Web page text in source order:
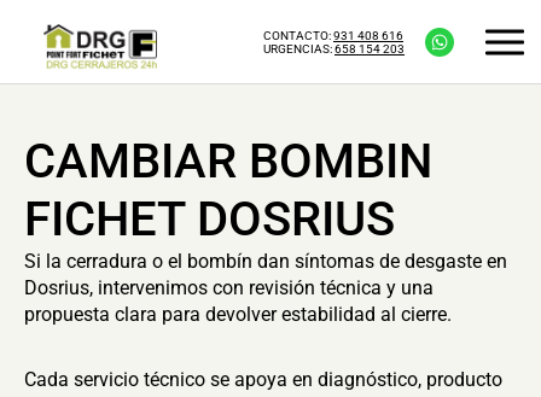
CONTACTO:931 408 616
URGENCIAS:658 154 203
CAMBIAR BOMBIN
FICHET DOSRIUS
Si la cerradura o el bombín dan síntomas de desgaste en
Dosrius, intervenimos con revisión técnica y una
propuesta clara para devolver estabilidad al cierre.
Cada servicio técnico se apoya en diagnóstico, producto